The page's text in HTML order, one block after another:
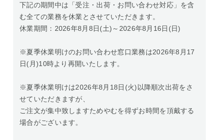
下記の期間中は「受注・出荷・お問い合わせ対応」を含
む全ての業務を休業とさせていただきます。
休業期間：2026年8月8日(土)～2026年8月16日(日)
※夏季休業明けのお問い合わせ窓口業務は2026年8月17
日(月)10時より再開いたします。
※夏季休業明けは2026年8月18日(火)以降順次出荷をさ
せていただきますが、
ご注文が集中致しますためやむを得ずお時間を頂戴する
場合がございます。